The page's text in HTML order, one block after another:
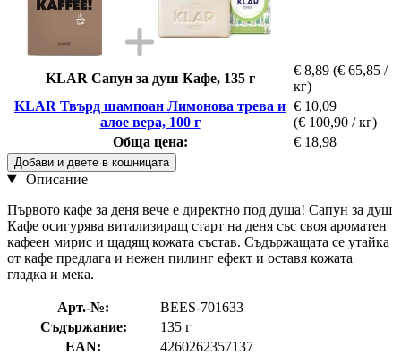
KLAR Сапун за душ Кафе, 135 г
€ 8,89 (€ 65,85 /
кг)
KLAR Твърд шампоан Лимонова трева и
алое вера, 100 г
€ 10,09
(€ 100,90 / кг)
Обща цена:
€ 18,98
Добави и двете в кошницата
Описание
Първото кафе за деня вече е директно под душа! Сапун за душ
Кафе осигурява витализиращ старт на деня със своя ароматен
кафеен мирис и щадящ кожата състав. Съдържащата се утайка
от кафе предлага и нежен пилинг ефект и оставя кожата
гладка и мека.
Арт.-№:
BEES-701633
Съдържание:
135 г
EAN:
4260262357137